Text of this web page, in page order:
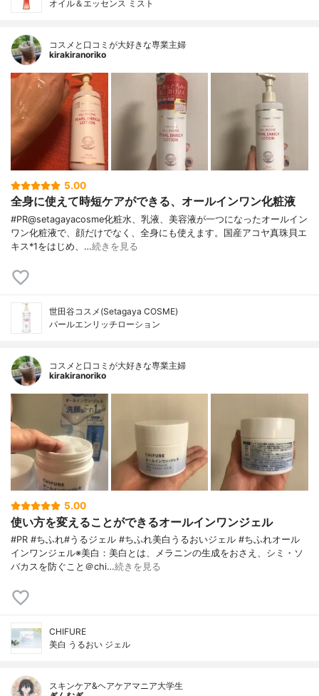
オイル＆エッセンス ミスト
コスメと口コミが大好きな専業主婦
kirakiranoriko
5.00
全身に使えて時短ケアができる、オールインワン化粧液
#PR@setagayacosme化粧水、乳液、美容液が一つになったオールイン
ワン化粧液で、顔だけでなく、全身にも使えます。国産アコヤ真珠貝エ
キス*1をはじめ、…続きを見る
世田谷コスメ(Setagaya COSME)
パールエンリッチローション
コスメと口コミが大好きな専業主婦
kirakiranoriko
5.00
使い方を変えることができるオールインワンジェル
#PR #ちふれ#うるジェル #ちふれ美白うるおいジェル #ちふれオール
インワンジェル※美白：美白とは、メラニンの生成をおさえ、シミ・ソ
バカスを防ぐこと＠chi…続きを見る
CHIFURE
美白 うるおい ジェル
スキンケア&ヘアケアマニア大学生